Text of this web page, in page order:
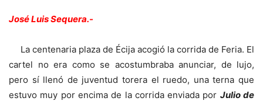
José Luis Sequera.-
La centenaria plaza de Écija acogió la corrida de Feria. El
cartel no era como se acostumbraba anunciar, de lujo,
pero sí llenó de juventud torera el ruedo, una terna que
estuvo muy por encima de la corrida enviada por Julio de